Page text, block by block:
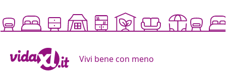
Vivi bene con meno